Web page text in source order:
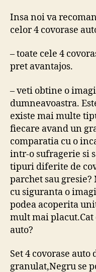
Insa noi va
celor 4 covorase
– toate cele 4
pret avantajos.
– veti obtine o
dumneavoastra.
existe mai multe
fiecare avand un
comparatia cu o
intr-o sufragerie si
tipuri diferite de
parchet sau gresie?
cu siguranta o
podea acoperita
mult mai placut.Cat
auto?
Set 4 covorase
granulat,Negru se